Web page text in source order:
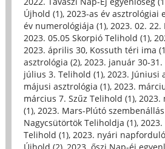
Újhold (1), 2023-as év asztrológiai
év numerológiája (1), 2023. 02. 22.
2023. 05.05 Skorpió Telihold (1),
2023. április 30, Kossuth téri ima
asztrológia (2), 2023. január 30-31.
július 3. Telihold (1), 2023. Júniusi
májusi asztrológia (1), 2023.
március 7. Szűz Telihold (1), 2023.
(1), 2023. Mars-Plútó
Nagycsütörtök Teliholdja (1),
Telihold (1), 2023. nyári